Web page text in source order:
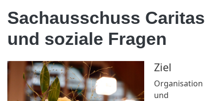
Sachausschuss Caritas
und soziale Fragen
Ziel
Organisation
und